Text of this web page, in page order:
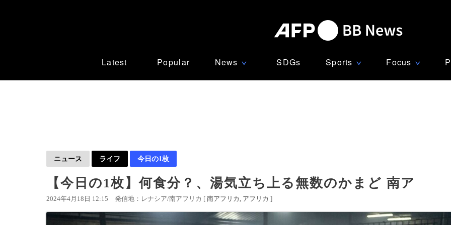
Latest Popular News ∨ SDGs Sports ∨ Focus ∨
ニュース ライフ 今日の1枚
【今日の1枚】何食分？、湯気立ち上る無数のかまど 南ア
2024年4月18日 12:15 発信地：レナシア/南アフリカ [ 南アフリカ アフリカ ]